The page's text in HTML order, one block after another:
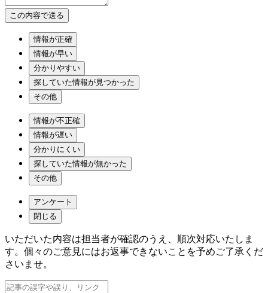
情報が正確
情報が早い
分かりやすい
探していた情報が見つかった
その他
情報が不正確
情報が遅い
分かりにくい
探していた情報が無かった
その他
アンケート
閉じる
いただいた内容は担当者が確認のうえ、順次対応いたしま
す。個々のご意見にはお返事できないことを予めご了承くだ
さいませ。